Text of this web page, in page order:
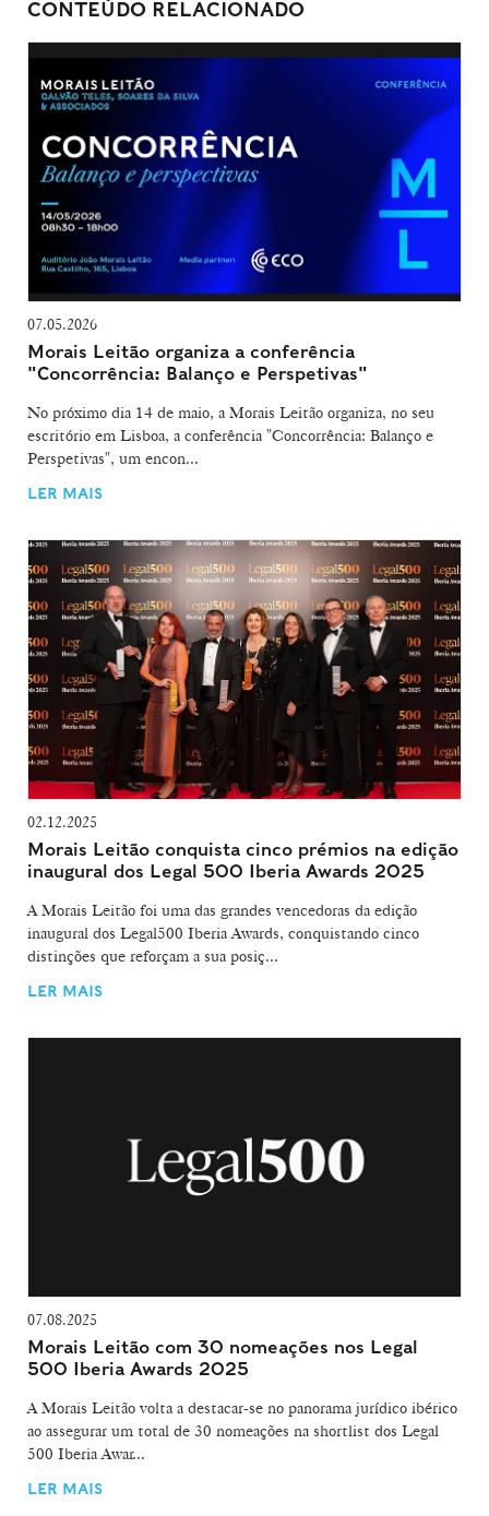
CONTEÚDO RELACIONADO
07.05.2026
Morais Leitão organiza a conferência
"Concorrência: Balanço e Perspetivas"
No próximo dia 14 de maio, a Morais Leitão organiza, no seu
escritório em Lisboa, a conferência "Concorrência: Balanço e
Perspetivas", um encon...
LER MAIS
02.12.2025
Morais Leitão conquista cinco prémios na edição
inaugural dos Legal 500 Iberia Awards 2025
A Morais Leitão foi uma das grandes vencedoras da edição
inaugural dos Legal500 Iberia Awards, conquistando cinco
distinções que reforçam a sua posiç...
LER MAIS
07.08.2025
Morais Leitão com 30 nomeações nos Legal
500 Iberia Awards 2025
A Morais Leitão volta a destacar-se no panorama jurídico ibérico
ao assegurar um total de 30 nomeações na shortlist dos Legal
500 Iberia Awar...
LER MAIS